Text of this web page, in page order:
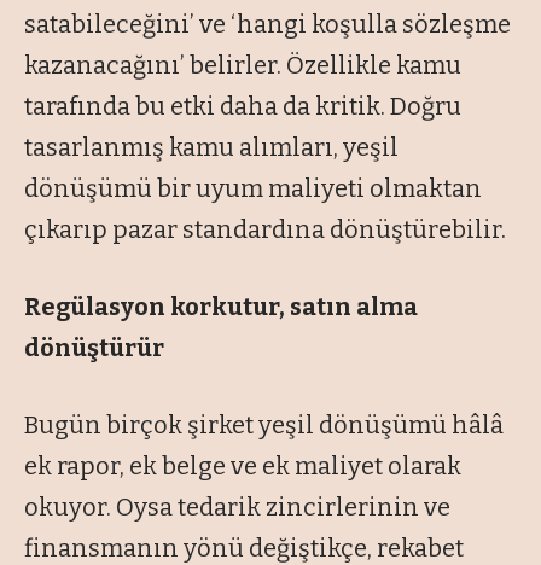
satabileceğini’ ve ‘hangi koşulla sözleşme
kazanacağını’ belirler. Özellikle kamu
tarafında bu etki daha da kritik. Doğru
tasarlanmış kamu alımları, yeşil
dönüşümü bir uyum maliyeti olmaktan
çıkarıp pazar standardına dönüştürebilir.
Regülasyon korkutur, satın alma
dönüştürür
Bugün birçok şirket yeşil dönüşümü hâlâ
ek rapor, ek belge ve ek maliyet olarak
okuyor. Oysa tedarik zincirlerinin ve
finansmanın yönü değiştikçe, rekabet